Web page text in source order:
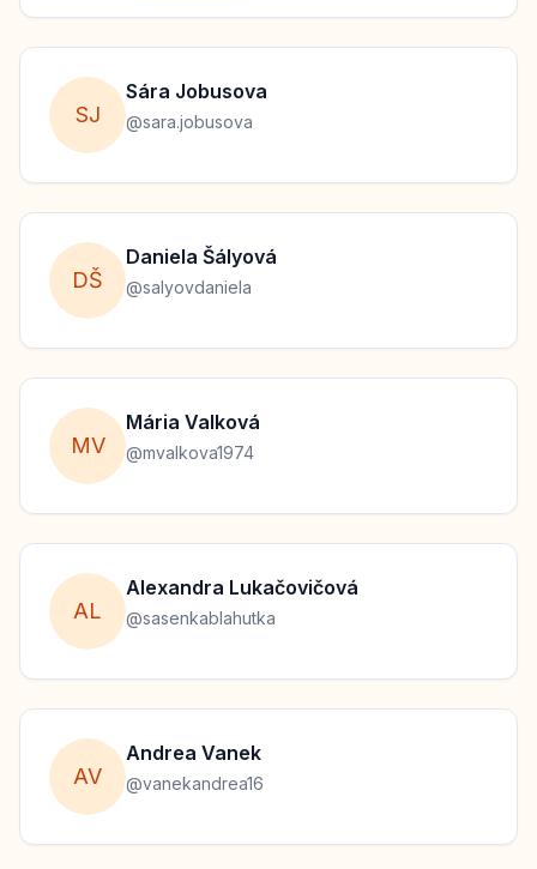
SJ
Sára Jobusova
@sara.jobusova
DŠ
Daniela Šályová
@salyovdaniela
MV
Mária Valková
@mvalkova1974
AL
Alexandra Lukačovičová
@sasenkablahutka
AV
Andrea Vanek
@vanekandrea16